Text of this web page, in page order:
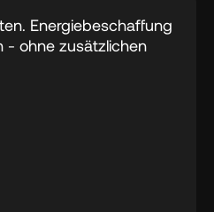
Energiebeschaffung
- ohne zusätzlichen